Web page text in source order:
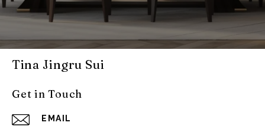
Tina Jingru Sui
Get in Touch
EMAIL